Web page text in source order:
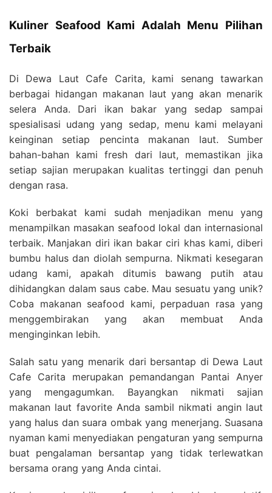
Kuliner Seafood Kami Adalah Menu Pilihan
Terbaik
Di Dewa Laut Cafe Carita, kami senang tawarkan
berbagai hidangan makanan laut yang akan menarik
selera Anda. Dari ikan bakar yang sedap sampai
spesialisasi udang yang sedap, menu kami melayani
keinginan setiap pencinta makanan laut. Sumber
bahan-bahan kami fresh dari laut, memastikan jika
setiap sajian merupakan kualitas tertinggi dan penuh
dengan rasa.
Koki berbakat kami sudah menjadikan menu yang
menampilkan masakan seafood lokal dan internasional
terbaik. Manjakan diri ikan bakar ciri khas kami, diberi
bumbu halus dan diolah sempurna. Nikmati kesegaran
udang kami, apakah ditumis bawang putih atau
dihidangkan dalam saus cabe. Mau sesuatu yang unik?
Coba makanan seafood kami, perpaduan rasa yang
menggembirakan yang akan membuat Anda
menginginkan lebih.
Salah satu yang menarik dari bersantap di Dewa Laut
Cafe Carita merupakan pemandangan Pantai Anyer
yang mengagumkan. Bayangkan nikmati sajian
makanan laut favorite Anda sambil nikmati angin laut
yang halus dan suara ombak yang menerjang. Suasana
nyaman kami menyediakan pengaturan yang sempurna
buat pengalaman bersantap yang tidak terlewatkan
bersama orang yang Anda cintai.